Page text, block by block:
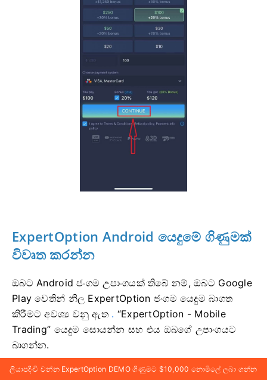
ExpertOption Android යෙදුමේ ගිණුමක්
විවෘත කරන්න
ඔබට Android ජංගම උපාංගයක් තිබේ නම්, ඔබට Google
Play වෙතින් නිල ExpertOption ජංගම යෙදුම බාගත
කිරීමට අවශ්‍ය වනු ඇත . “ExpertOption - Mobile
Trading” යෙදුම සොයන්න සහ එය ඔබගේ උපාංගයට
බාගන්න.
වෙළඳ වේදිකාවේ ජංගම අනුවාදය හරියටම වෙබ්
ලියාපදිංචි වන්න ExpertOption DEMO ගිණුමට $10,000 නොමිලේ ලබා ගන්න